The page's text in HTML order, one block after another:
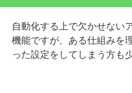
自動化する上で欠かせない
機能ですが、ある仕組みを
った設定をしてしまう方も